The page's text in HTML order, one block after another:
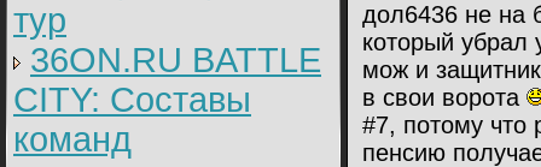
тур
36ON.RU BATTLE
CITY: Составы
команд
дол6436 не на
который убрал
мож и
в свои ворота
#7, потому что
пенсию